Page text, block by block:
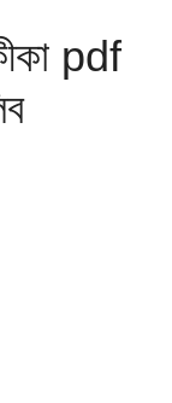
pdf